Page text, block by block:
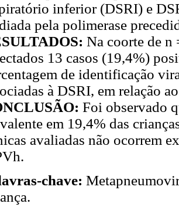
inferior (DSRI) e
pela polimerase
Na coorte de n
13 casos (19,4%)
de identificação
à DSRI, em relação
Foi observado
em 19,4% das
avaliadas não ocorrem
chave: